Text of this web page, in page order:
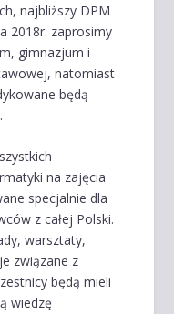
najbliższy DPM
2018r. zaprosimy
gimnazjum i
natomiast
będą
na zajęcia
specjalnie dla
z całej Polski.
warsztaty,
związane z
będą mieli
wiedzę